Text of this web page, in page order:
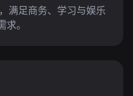
满足商务、学习与娱乐
求。